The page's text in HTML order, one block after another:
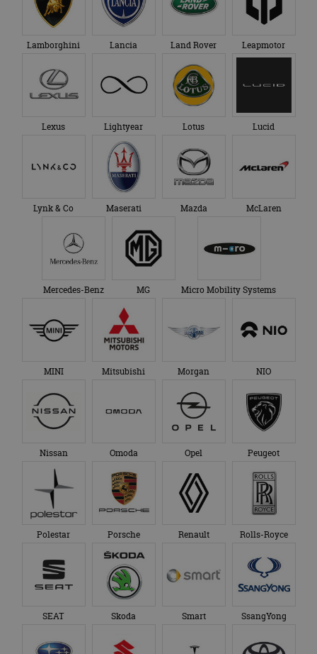
Lamborghini Lancia Land Rover Leapmotor
Lexus Lightyear Lotus Lucid
Lynk & Co Maserati Mazda McLaren
Mercedes-Benz MG Micro Mobility Systems
MINI Mitsubishi Morgan NIO
Nissan Omoda Opel Peugeot
Polestar Porsche Renault Rolls-Royce
SEAT Skoda Smart SsangYong
om de sessiestatus
te behouden.
genoemde website
bezocht.